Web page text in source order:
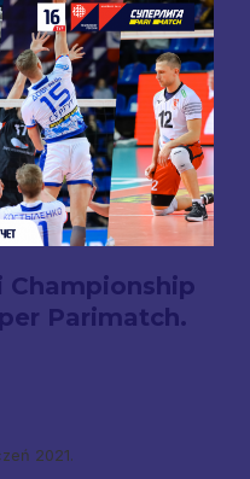
Championship
Parimatch.
2021.